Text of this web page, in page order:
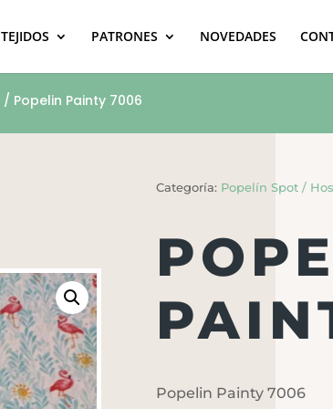
TEJIDOS PATRONES NOVEDADES
/ Popelin Painty 7006
Categoría: Popelín Spot /
Popelin Painty 7006